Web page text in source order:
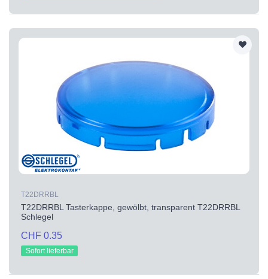
T22DRRBL
T22DRRBL Tasterkappe, gewölbt, transparent T22DRRBL
Schlegel
CHF 0.35
Sofort lieferbar